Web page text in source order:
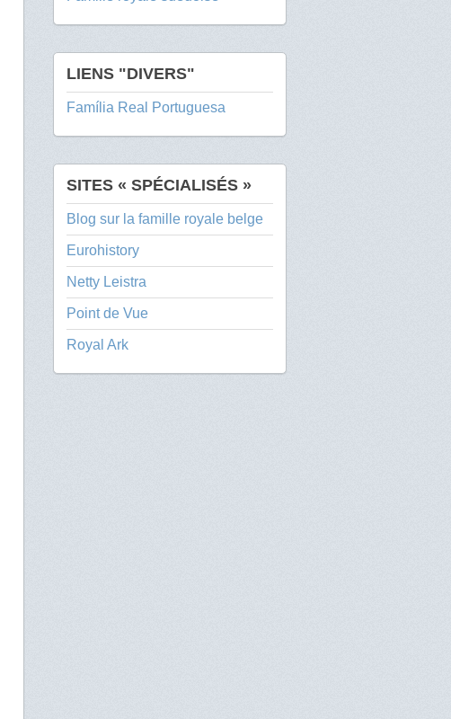
LIENS "DIVERS"
Família Real Portuguesa
SITES « SPÉCIALISÉS »
Blog sur la famille royale belge
Eurohistory
Netty Leistra
Point de Vue
Royal Ark